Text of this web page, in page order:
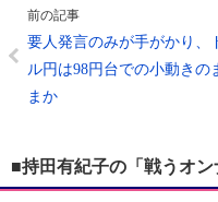
前の記事
要人発言のみが手がかり、
ル円は98円台での小動きの
まか
■持田有紀子の「戦うオ